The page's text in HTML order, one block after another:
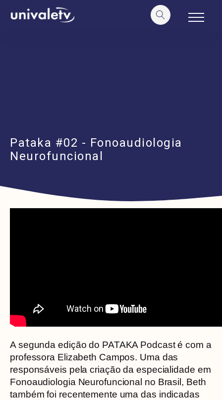
conteúdo
Pataka #02 - Fonoaudiologia
Neurofuncional
A segunda edição do PATAKA Podcast é com a
professora Elizabeth Campos. Uma das
responsáveis pela criação da especialidade em
Fonoaudiologia Neurofuncional no Brasil, Beth
também foi recentemente uma das indicadas